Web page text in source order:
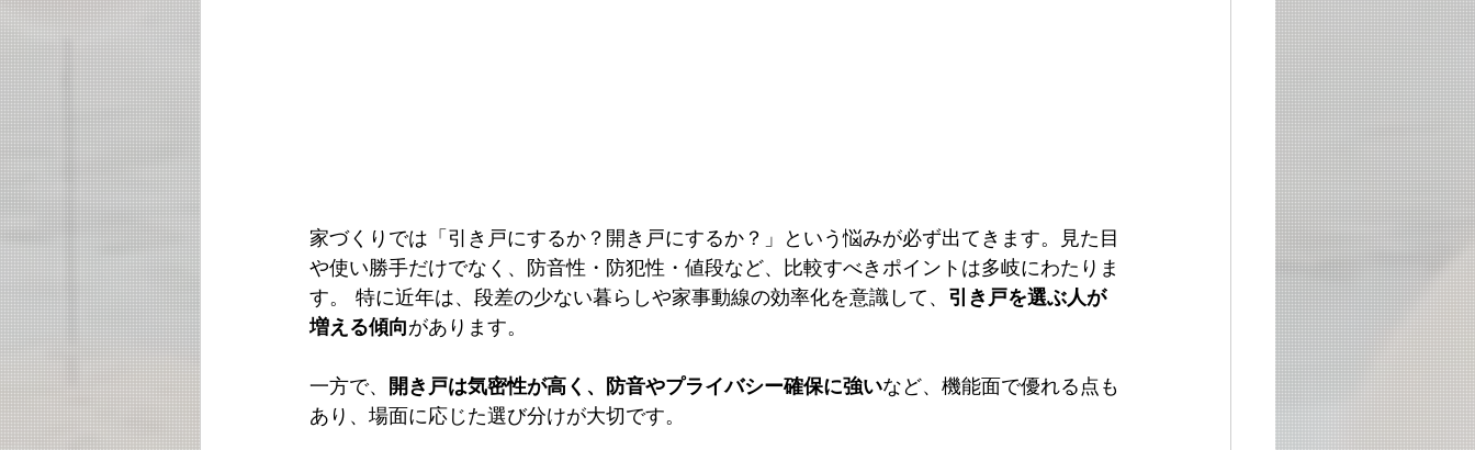
家づくりでは「引き戸にするか？開き戸にするか？」という悩みが必ず出てきます。見た目
や使い勝手だけでなく、防音性・防犯性・値段など、比較すべきポイントは多岐にわたりま
す。 特に近年は、段差の少ない暮らしや家事動線の効率化を意識して、 引き戸を選ぶ人が
増える傾向があります。
一方で、 開き戸は気密性が高く、防音やプライバシー確保に強いなど、機能面で優れる点も
あり、場面に応じた選び分けが大切です。